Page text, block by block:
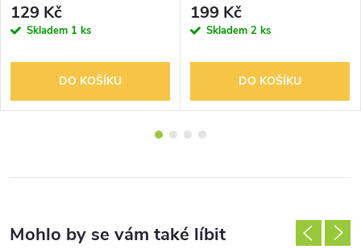
129 Kč
Skladem 1 ks
DO KOŠÍKU
199 Kč
Skladem 2 ks
DO KOŠÍKU